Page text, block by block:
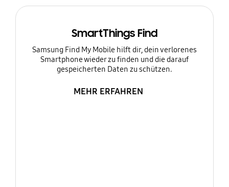
SmartThings Find
Samsung Find My Mobile hilft dir, dein verlorenes
Smartphone wieder zu finden und die darauf
gespeicherten Daten zu schützen.
MEHR ERFAHREN